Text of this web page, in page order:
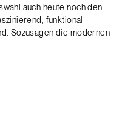
auch heute noch den
funktional
Sozusagen die modernen